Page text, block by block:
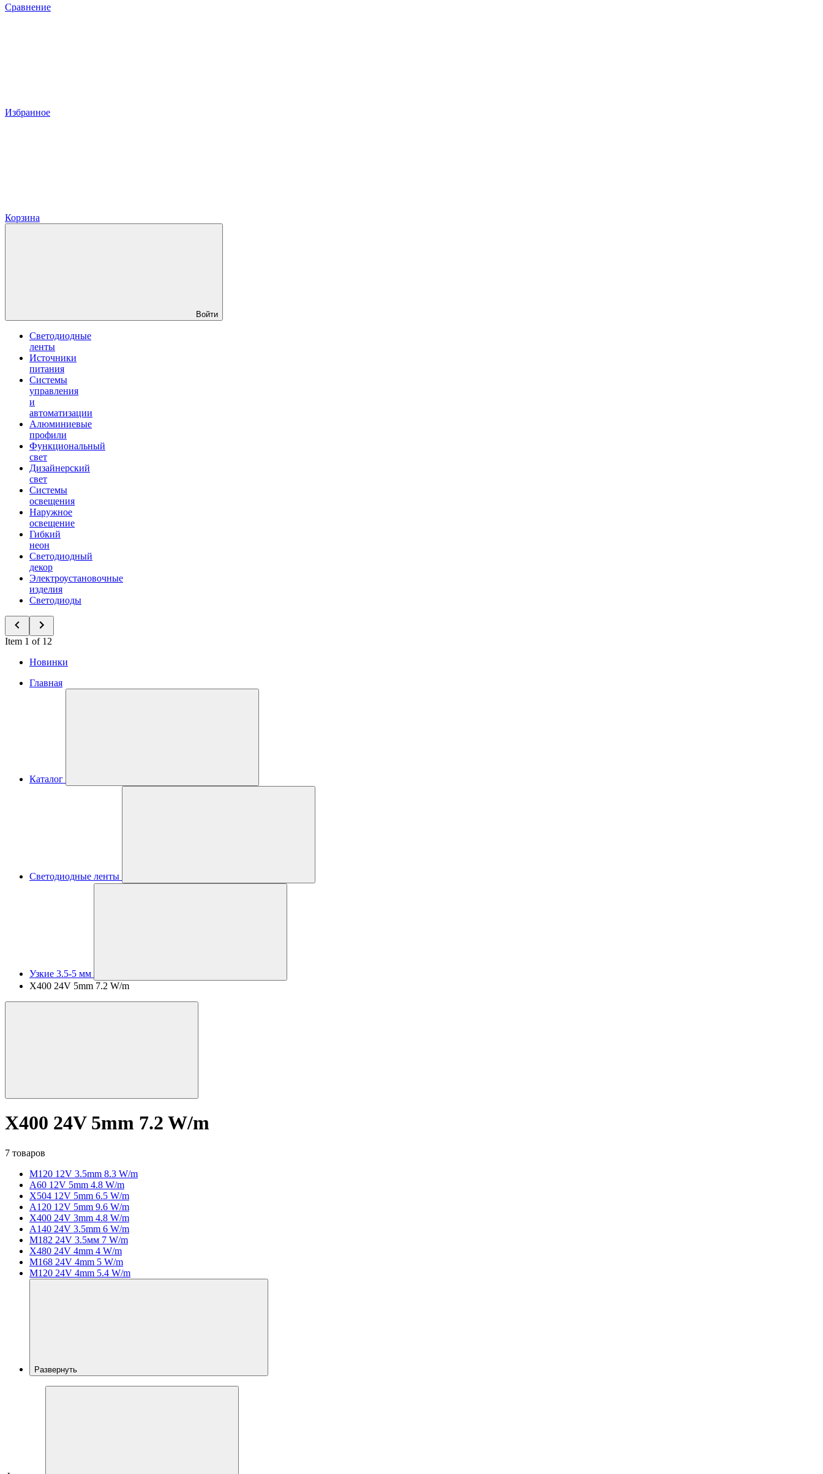
Сравнение
Избранное
Корзина
Войти
Светодиодные
ленты
Источники
питания
Системы
управления
и
автоматизации
Алюминиевые
профили
Функциональный
свет
Дизайнерский
свет
Системы
освещения
Наружное
освещение
Гибкий
неон
Светодиодный
декор
Электроустановочные
изделия
Светодиоды
Item 1 of 12
Новинки
Главная
Каталог
Светодиодные ленты
Узкие 3.5-5 мм
X400 24V 5mm 7.2 W/m
X400 24V 5mm 7.2 W/m
7 товаров
M120 12V 3.5mm 8.3 W/m
A60 12V 5mm 4.8 W/m
X504 12V 5mm 6.5 W/m
A120 12V 5mm 9.6 W/m
X400 24V 3mm 4.8 W/m
A140 24V 3.5mm 6 W/m
M182 24V 3.5мм 7 W/m
X480 24V 4mm 4 W/m
M168 24V 4mm 5 W/m
M120 24V 4mm 5.4 W/m
Развернуть